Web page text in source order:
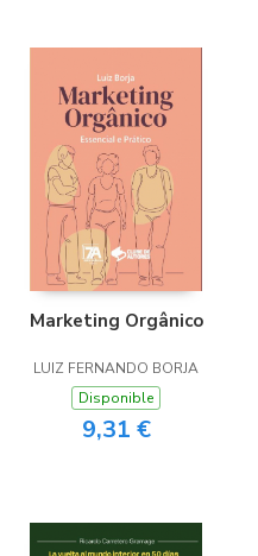
Marketing Orgânico
LUIZ FERNANDO BORJA
Disponible
9,31 €